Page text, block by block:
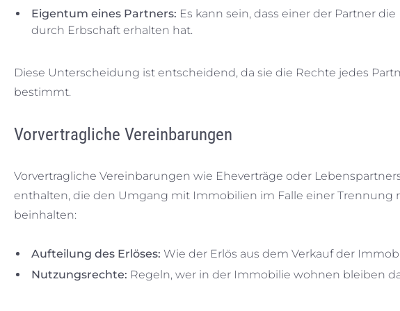
Eigentum eines Partners: Es kann sein, dass einer der Partner
durch Erbschaft erhalten hat.
Diese Unterscheidung ist entscheidend, da sie die Rechte jedes
bestimmt.
Vorvertragliche Vereinbarungen
Vorvertragliche Vereinbarungen wie Eheverträge oder
enthalten, die den Umgang mit Immobilien im Falle einer Trennung
beinhalten:
Aufteilung des Erlöses: Wie der Erlös aus dem Verkauf der
Nutzungsrechte: Regeln, wer in der Immobilie wohnen bleiben